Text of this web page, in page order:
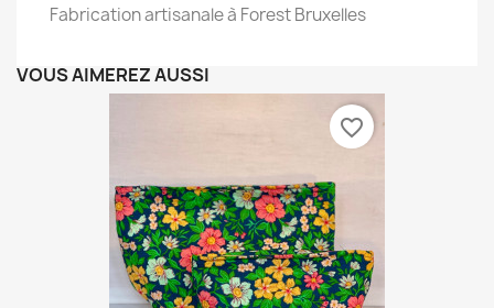
Fabrication artisanale à Forest Bruxelles
VOUS AIMEREZ AUSSI
favorite_border